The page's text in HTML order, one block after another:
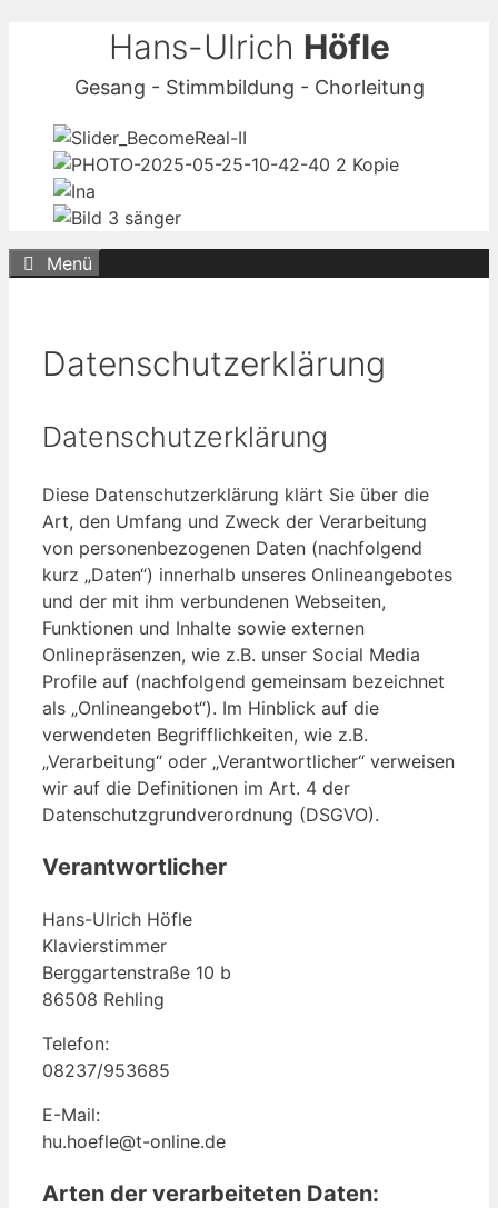
springen
Hans-Ulrich Höfle
Gesang - Stimmbildung - Chorleitung
Menü
Datenschutzerklärung
Datenschutzerklärung
Diese Datenschutzerklärung klärt Sie über die
Art, den Umfang und Zweck der Verarbeitung
von personenbezogenen Daten (nachfolgend
kurz „Daten“) innerhalb unseres Onlineangebotes
und der mit ihm verbundenen Webseiten,
Funktionen und Inhalte sowie externen
Onlinepräsenzen, wie z.B. unser Social Media
Profile auf (nachfolgend gemeinsam bezeichnet
als „Onlineangebot“). Im Hinblick auf die
verwendeten Begrifflichkeiten, wie z.B.
„Verarbeitung“ oder „Verantwortlicher“ verweisen
wir auf die Definitionen im Art. 4 der
Datenschutzgrundverordnung (DSGVO).
Verantwortlicher
Hans-Ulrich Höfle
Klavierstimmer
Berggartenstraße 10 b
86508 Rehling
Telefon:
08237/953685
E-Mail:
hu.hoefle@t-online.de
Arten der verarbeiteten Daten: